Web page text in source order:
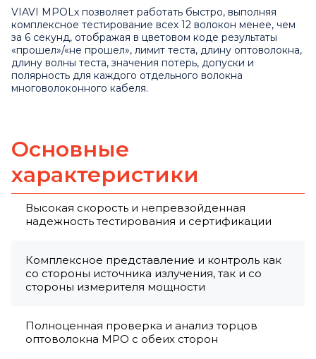
VIAVI MPOLx позволяет работать быстро, выполняя
комплексное тестирование всех 12 волокон менее, чем
за 6 секунд, отображая в цветовом коде результаты
«прошел»/«не прошел», лимит теста, длину оптоволокна,
длину волны теста, значения потерь, допуски и
полярность для каждого отдельного волокна
многоволоконного кабеля.
Основные
характеристики
Высокая скорость и непревзойденная
надежность тестирования и сертификации
Комплексное представление и контроль как
со стороны источника излучения, так и со
стороны измерителя мощности
Полноценная проверка и анализ торцов
оптоволокна МРО с обеих сторон